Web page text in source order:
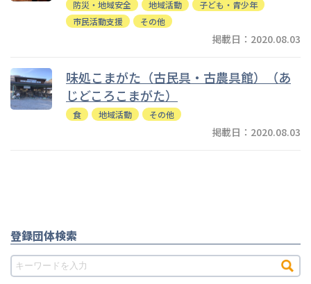
防災・地域安全
地域活動
子ども・青少年
市民活動支援
その他
掲載日：2020.08.03
味処こまがた（古民具・古農具館）（あ
じどころこまがた）
食 地域活動 その他
掲載日：2020.08.03
登録団体検索